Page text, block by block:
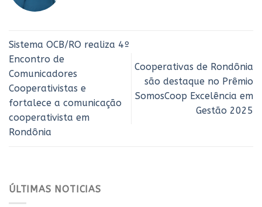
Sistema OCB/RO realiza 4º
Encontro de
Comunicadores
Cooperativistas e
fortalece a comunicação
cooperativista em
Rondônia
Cooperativas de Rondônia
são destaque no Prêmio
SomosCoop Excelência em
Gestão 2025
ÚLTIMAS NOTICIAS